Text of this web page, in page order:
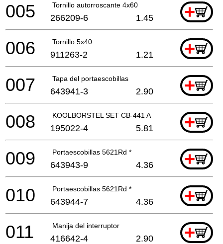
Tornillo autorroscante 4x60 +
005 266209-6 1.45
Tornillo 5x40 +
006 911263-2 1.21
Tapa del portaescobillas +
007 643941-3 2.90
KOOLBORSTEL SET CB-441 A +
008 195022-4 5.81
Portaescobillas 5621Rd * +
009 643943-9 4.36
Portaescobillas 5621Rd * +
010 643944-7 4.36
Manija del interruptor +
011 416642-4 2.90